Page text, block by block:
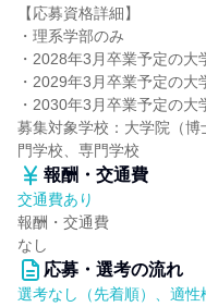
【応募資格詳細】
・理系学部のみ
・2028年3月卒業予定の大
・2029年3月卒業予定の大
・2030年3月卒業予定の大
募集対象学校：大学院（
門学校、専門学校
報酬・交通費
交通費あり
報酬・交通費
なし
応募・選考の流れ
選考なし（先着順）、適